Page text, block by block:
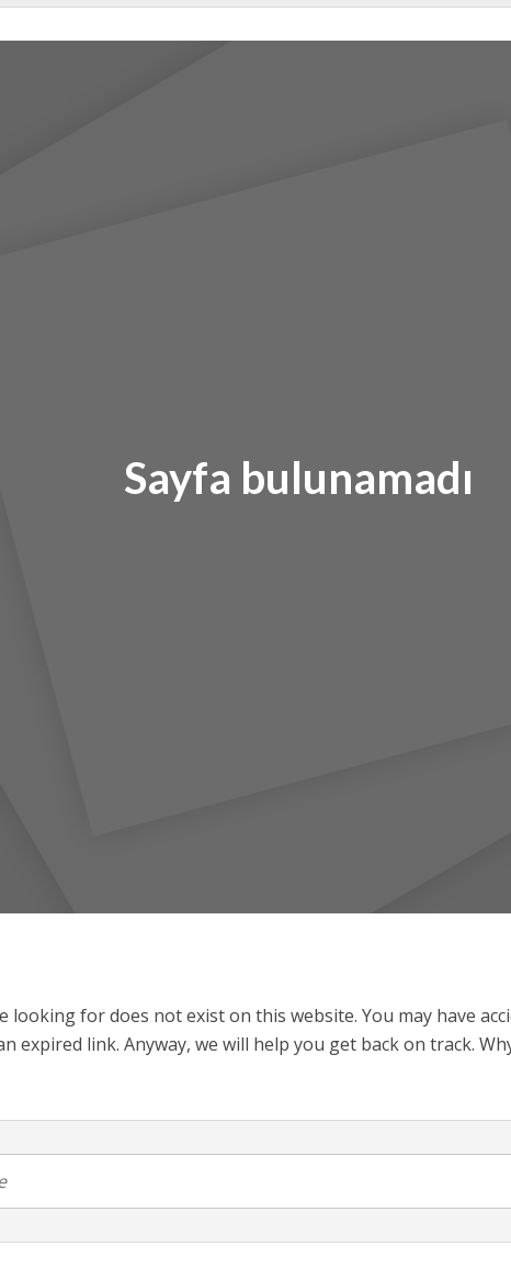
Sayfa bulunamadı
looking for does not exist on this website. You may have
expired link. Anyway, we will help you get back on track.